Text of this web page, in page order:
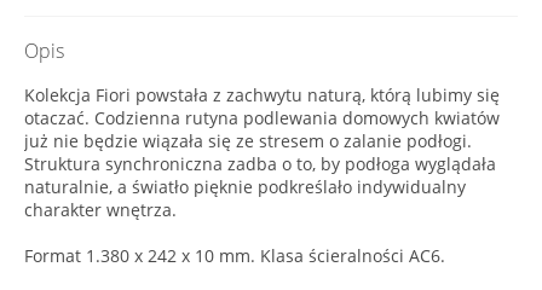
Opis
Kolekcja Fiori powstała z zachwytu naturą, którą lubimy się
otaczać. Codzienna rutyna podlewania domowych kwiatów
już nie będzie wiązała się ze stresem o zalanie podłogi.
Struktura synchroniczna zadba o to, by podłoga wyglądała
naturalnie, a światło pięknie podkreślało indywidualny
charakter wnętrza.
Format 1.380 x 242 x 10 mm. Klasa ścieralności AC6.